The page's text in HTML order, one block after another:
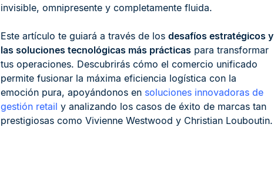
invisible, omnipresente y completamente fluida.
Este artículo te guiará a través de los desafíos estratégicos y
las soluciones tecnológicas más prácticas para transformar
tus operaciones. Descubrirás cómo el comercio unificado
permite fusionar la máxima eficiencia logística con la
emoción pura, apoyándonos en soluciones innovadoras de
gestión retail y analizando los casos de éxito de marcas tan
prestigiosas como Vivienne Westwood y Christian Louboutin.